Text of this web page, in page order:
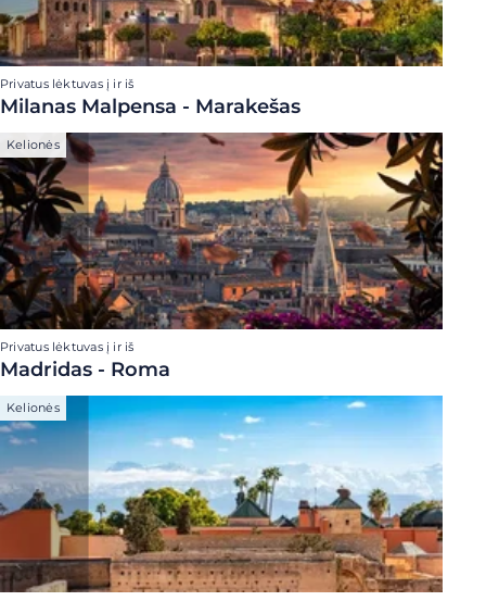
Privatus lėktuvas į ir iš
Milanas Malpensa - Marakešas
Kelionės
Privatus lėktuvas į ir iš
Madridas - Roma
Kelionės